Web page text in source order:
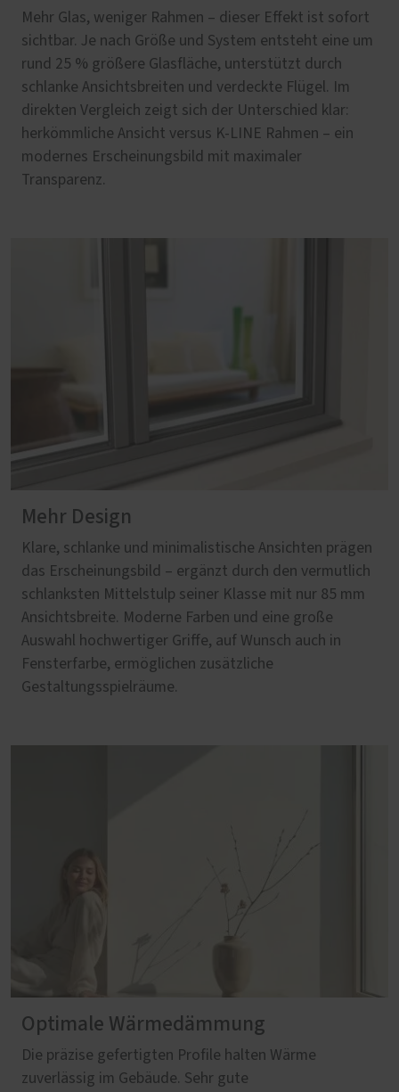
Mehr Glas, weniger Rahmen – dieser Effekt ist sofort
sichtbar. Je nach Größe und System entsteht eine um
rund 25 % größere Glasfläche, unterstützt durch
schlanke Ansichtsbreiten und verdeckte Flügel. Im
direkten Vergleich zeigt sich der Unterschied klar:
herkömmliche Ansicht versus K-LINE Rahmen – ein
modernes Erscheinungsbild mit maximaler
Transparenz.
Mehr Design
Klare, schlanke und minimalistische Ansichten prägen
das Erscheinungsbild – ergänzt durch den vermutlich
schlanksten Mittelstulp seiner Klasse mit nur 85 mm
Ansichtsbreite. Moderne Farben und eine große
Auswahl hochwertiger Griffe, auf Wunsch auch in
Fensterfarbe, ermöglichen zusätzliche
Gestaltungsspielräume.
Optimale Wärmedämmung
Die präzise gefertigten Profile halten Wärme
zuverlässig im Gebäude. Sehr gute